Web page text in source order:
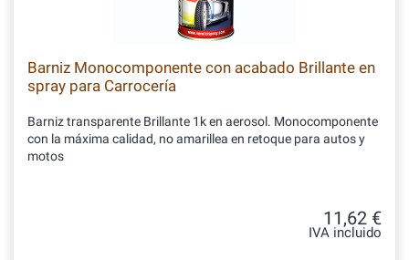
Barniz Monocomponente con acabado Brillante en
spray para Carrocería
Barniz transparente Brillante 1k en aerosol. Monocomponente
con la máxima calidad, no amarillea en retoque para autos y
motos
11,62 €
IVA incluido